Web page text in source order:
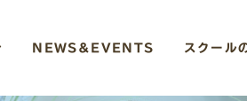
NEWS&EVENTS スクール